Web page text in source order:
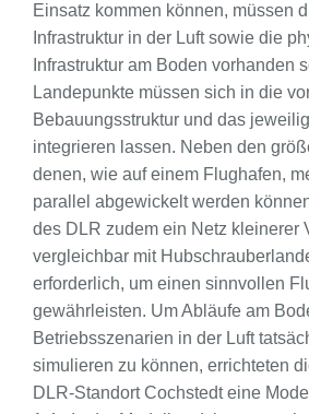
Einsatz kommen können, müssen
Infrastruktur in der Luft sowie die
Infrastruktur am Boden vorhanden
Landepunkte müssen sich in die
Bebauungsstruktur und das
integrieren lassen. Neben den
denen, wie auf einem Flughafen,
parallel abgewickelt werden
des DLR zudem ein Netz kleinerer
vergleichbar mit
erforderlich, um einen sinnvollen
gewährleisten. Um Abläufe am
Betriebsszenarien in der Luft
simulieren zu können, errichteten
DLR-Standort Cochstedt eine